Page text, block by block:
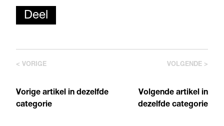
Deel
< VORIGE
Vorige artikel in dezelfde
categorie
VOLGENDE >
Volgende artikel in
dezelfde categorie